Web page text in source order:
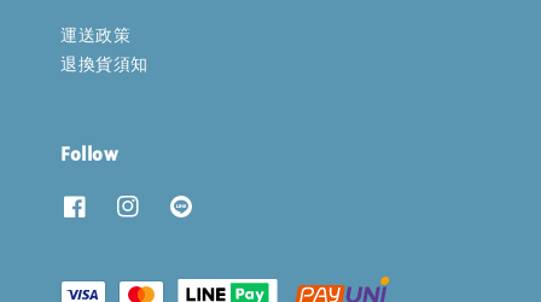
運送政策
退換貨須知
Follow